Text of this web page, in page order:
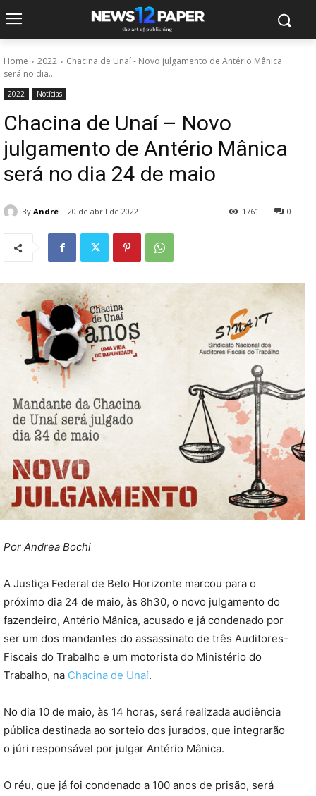
Home 2022
Chacina de Unaí - Novo julgamento de Antério Mânica
será no dia...
2022 Notícias
Chacina de Unaí – Novo
julgamento de Antério Mânica
será no dia 24 de maio
By André 20 de abril de 2022 0
1761
Por Andrea Bochi
A Justiça Federal de Belo Horizonte marcou para o
próximo dia 24 de maio, às 8h30, o novo julgamento do
fazendeiro, Antério Mânica, acusado e já condenado por
ser um dos mandantes do assassinato de três Auditores-
Fiscais do Trabalho e um motorista do Ministério do
Trabalho, na Chacina de Unaí.
No dia 10 de maio, às 14 horas, será realizada audiência
pública destinada ao sorteio dos jurados, que integrarão
o júri responsável por julgar Antério Mânica.
O réu, que já foi condenado a 100 anos de prisão, será